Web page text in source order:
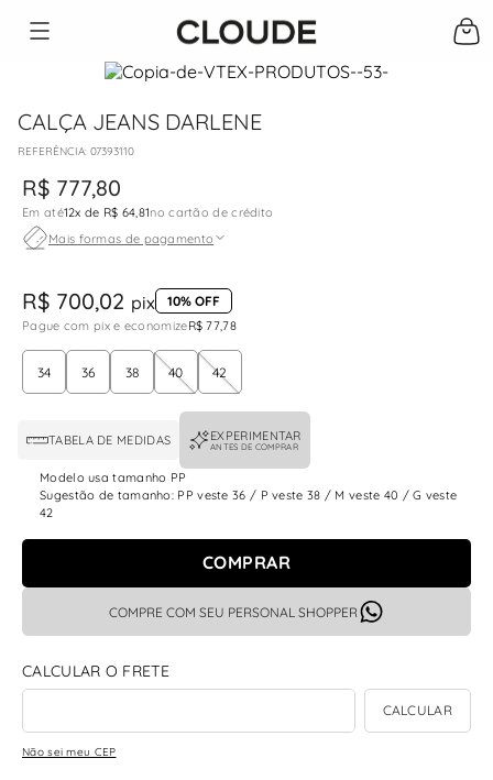
CALÇA JEANS DARLENE
: 07393110
R$ 777,80
Em até12x de R$ 64,81no cartão de crédito
Mais formas de pagamento
R$ 700,02 pix 10% OFF
Pague com pix e economizeR$ 77,78
34 36 38 40 42
TABELA DE MEDIDAS EXPERIMENTAR
ANTES DE COMPRAR
Modelo usa tamanho PP
Sugestão de tamanho: PP veste 36 / P veste 38 / M veste 40 / G veste
42
COMPRAR
COMPRE COM SEU PERSONAL SHOPPER
Não sei meu CEP